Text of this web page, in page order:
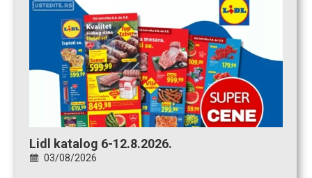
Lidl katalog 6-12.8.2026.
03/08/2026